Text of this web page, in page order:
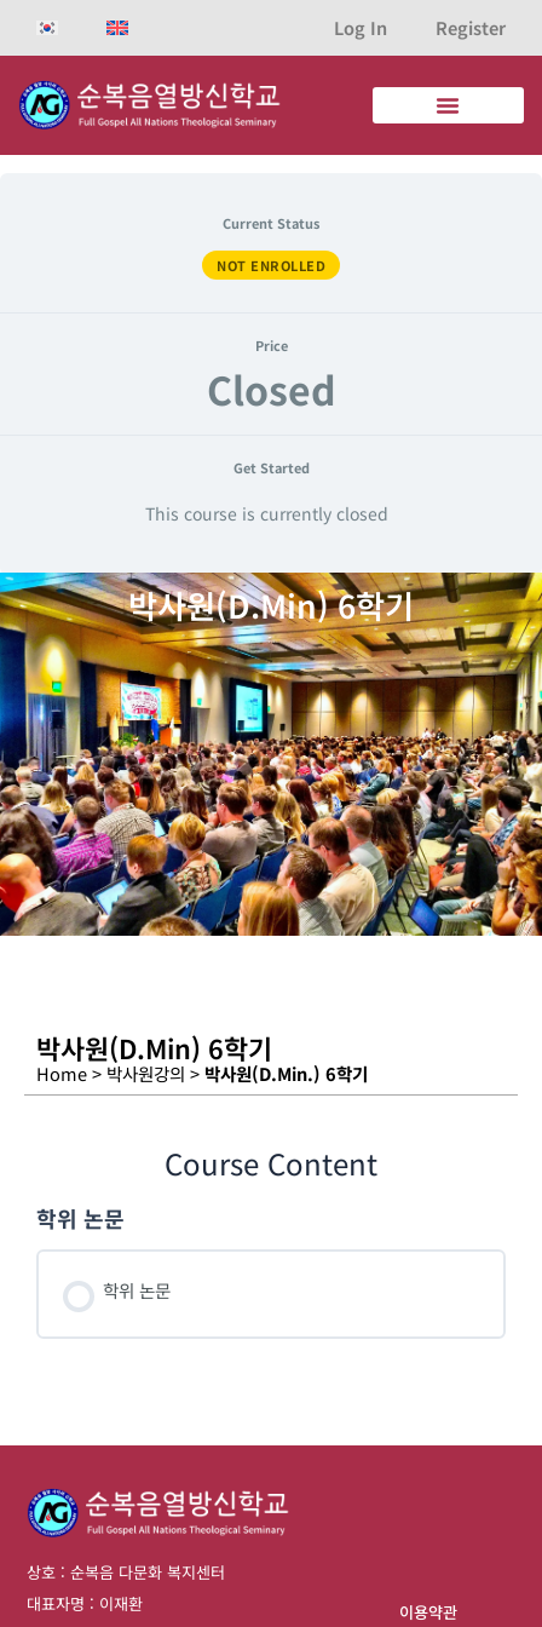
너
Log In Register
Current Status
NOT ENROLLED
Price
Closed
Get Started
This course is currently closed
박사원(D.Min) 6학기
박사원(D.Min) 6학기
Home > 박사원강의 > 박사원(D.Min.) 6학기
Course Content
학위 논문
학위 논문
상호 : 순복음 다문화 복지센터
대표자명 : 이재환
이용약관